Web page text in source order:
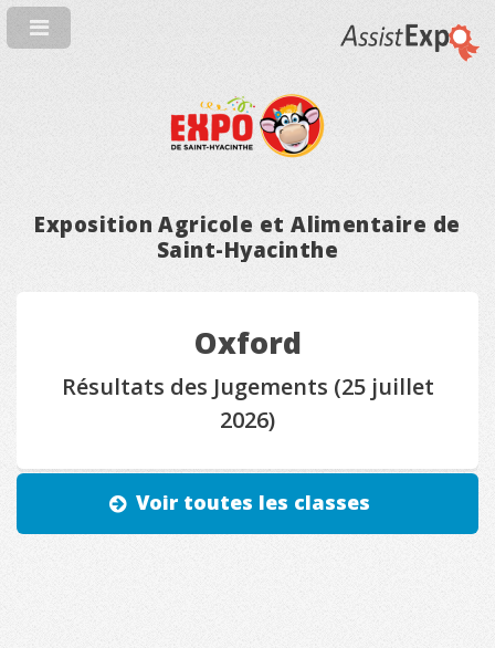
Exposition Agricole et Alimentaire de
Saint-Hyacinthe
Oxford
Résultats des Jugements (25 juillet
2026)
Voir toutes les classes